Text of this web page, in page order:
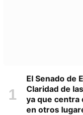
El Senado de
Claridad de
ya que centra
en otros